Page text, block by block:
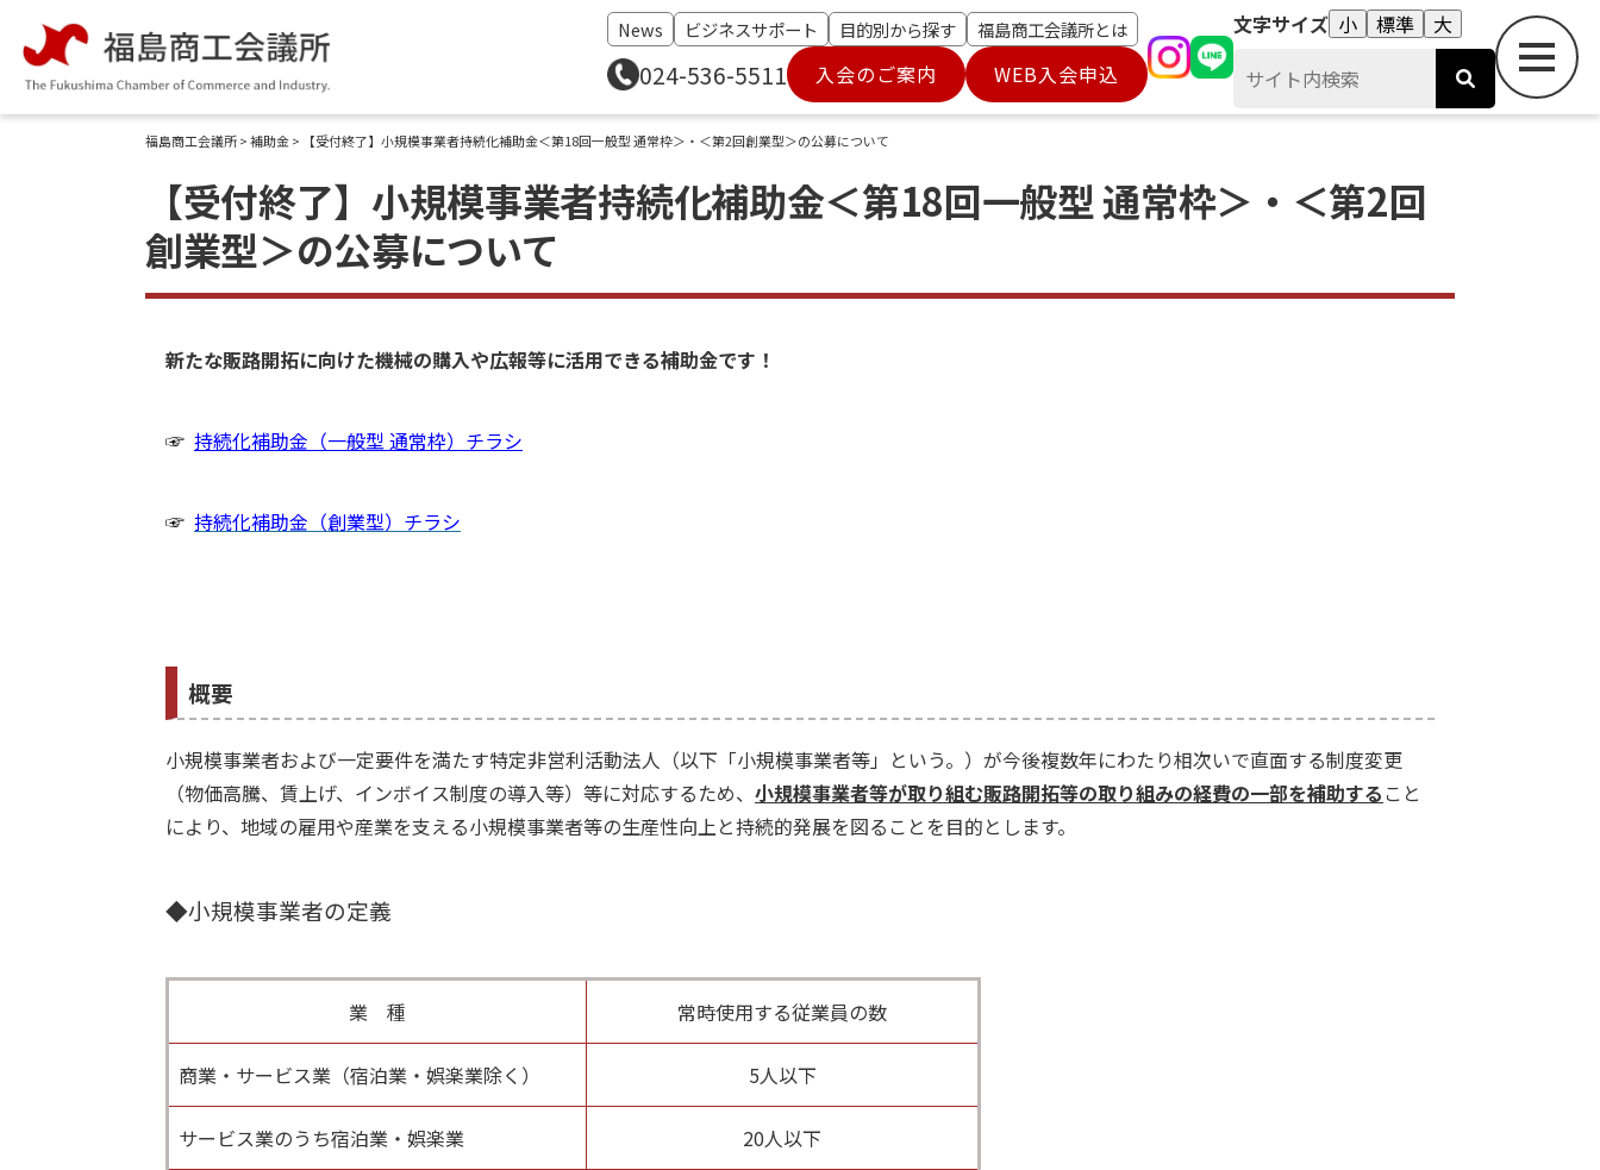
ン
News ビジネスサポート 目的別から探す 福島商工会議所とは
024-536-5511 入会のご案内 WEB入会申込
文字サイズ 小 標準 大
福島商工会議所>補助金> 【受付終了】小規模事業者持続化補助金＜第18回一般型 通常枠＞・＜第2回創業型＞の公募について
【受付終了】小規模事業者持続化補助金＜第18回一般型 通常枠＞・＜第2回
創業型＞の公募について
新たな販路開拓に向けた機械の購入や広報等に活用できる補助金です！
☞ 持続化補助金（一般型 通常枠）チラシ
☞ 持続化補助金（創業型）チラシ
概要
小規模事業者および一定要件を満たす特定非営利活動法人（以下「小規模事業者等」という。）が今後複数年にわたり相次いで直面する制度変更
（物価高騰、賃上げ、インボイス制度の導入等）等に対応するため、 小規模事業者等が取り組む販路開拓等の取り組みの経費の一部を補助する こと
により、地域の雇用や産業を支える小規模事業者等の生産性向上と持続的発展を図ることを目的とします。
◆小規模事業者の定義
業 種 常時使用する従業員の数
商業・サービス業（宿泊業・娯楽業除く） 5人以下
サービス業のうち宿泊業・娯楽業 20人以下